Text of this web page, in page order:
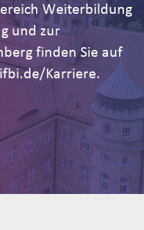
Weiterbildung
und zur
finden Sie auf
Karriere.